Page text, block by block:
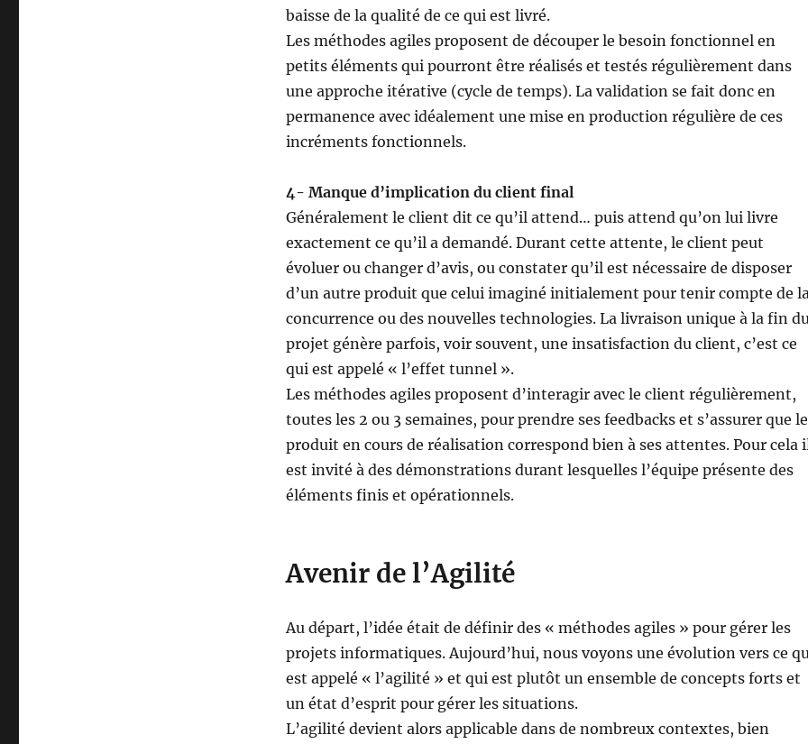
baisse de la qualité de ce qui est livré.
Les méthodes agiles proposent de découper le besoin fonctionnel en
petits éléments qui pourront être réalisés et testés régulièrement dans
une approche itérative (cycle de temps). La validation se fait donc en
permanence avec idéalement une mise en production régulière de ces
incréments fonctionnels.
4- Manque d’implication du client final
Généralement le client dit ce qu’il attend… puis attend qu’on lui livre
exactement ce qu’il a demandé. Durant cette attente, le client peut
évoluer ou changer d’avis, ou constater qu’il est nécessaire de disposer
d’un autre produit que celui imaginé initialement pour tenir compte de
concurrence ou des nouvelles technologies. La livraison unique à la fin
projet génère parfois, voir souvent, une insatisfaction du client, c’est ce
qui est appelé « l’effet tunnel ».
Les méthodes agiles proposent d’interagir avec le client régulièrement,
toutes les 2 ou 3 semaines, pour prendre ses feedbacks et s’assurer que le
produit en cours de réalisation correspond bien à ses attentes. Pour cela
est invité à des démonstrations durant lesquelles l’équipe présente des
éléments finis et opérationnels.
Avenir de l’Agilité
Au départ, l’idée était de définir des « méthodes agiles » pour gérer les
projets informatiques. Aujourd’hui, nous voyons une évolution vers ce
est appelé « l’agilité » et qui est plutôt un ensemble de concepts forts et
un état d’esprit pour gérer les situations.
L’agilité devient alors applicable dans de nombreux contextes, bien